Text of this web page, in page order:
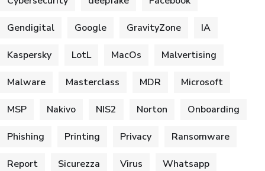
Gendigital Google GravityZone IA
Kaspersky LotL MacOs Malvertising
Malware Masterclass MDR Microsoft
MSP Nakivo NIS2 Norton Onboarding
Phishing Printing Privacy Ransomware
Report Sicurezza Virus Whatsapp